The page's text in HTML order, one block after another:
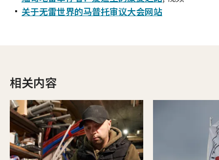
关于无雷世界的马普托审议大会网站
相关内容